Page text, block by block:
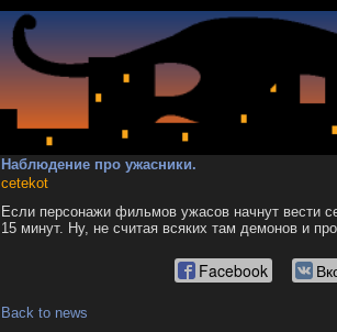
Наблюдение про ужасники.
cetekot
Если персонажи фильмов ужасов начнут вести
15 минут. Ну, не считая всяких там демонов и
Facebook
Back to news